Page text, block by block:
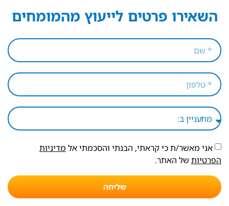
השאירו פרטים לייעוץ מהמומחים
אני מאשר/ת כי קראתי, הבנתי והסכמתי אל מדיניות
הפרטיות של האתר.
שליחה